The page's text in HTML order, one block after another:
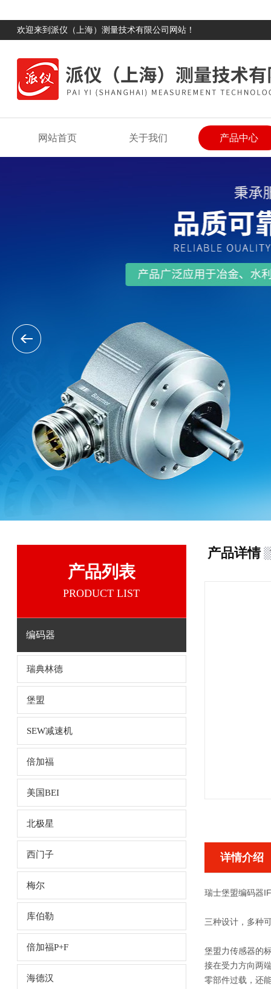
欢迎来到派仪（上海）测量技术有限公司网站！
网站首页 关于我们 产品中心
产品列表
PRODUCT LIST
编码器
瑞典林德
堡盟
SEW减速机
倍加福
美国BEI
北极星
西门子
梅尔
库伯勒
倍加福P+F
海德汉
产品详情
详情介绍
瑞士堡盟编码器
三种设计，多种
堡盟力传感器的
接在受力方向两
零部件过载，还